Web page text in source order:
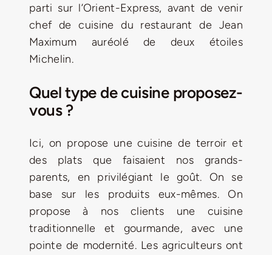
parti sur l’Orient-Express, avant de venir
chef de cuisine du restaurant de Jean
Maximum auréolé de deux étoiles
Michelin.
Quel type de cuisine proposez-
vous ?
Ici, on propose une cuisine de terroir et
des plats que faisaient nos grands-
parents, en privilégiant le goût. On se
base sur les produits eux-mêmes. On
propose à nos clients une cuisine
traditionnelle et gourmande, avec une
pointe de modernité. Les agriculteurs ont